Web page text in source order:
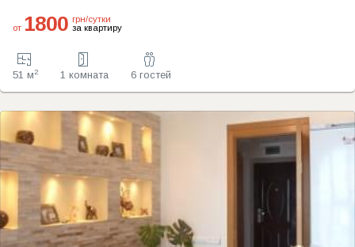
от 1800 грн/сутки
за квартиру
51 м2 1 комната 6 гостей